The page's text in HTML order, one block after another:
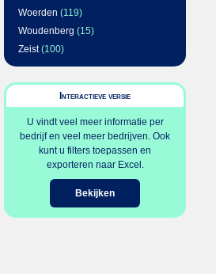
Woerden (119)
Woudenberg (15)
Zeist(100)
Interactieve versie
U vindt veel meer informatie per
bedrijf en veel meer bedrijven. Ook
kunt u filters toepassen en
exporteren naar Excel.
Bekijken